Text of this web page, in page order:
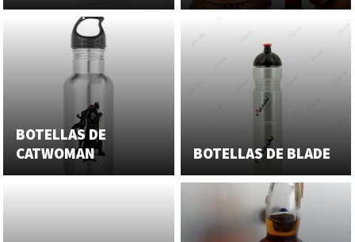
BOTELLAS DE
CATWOMAN
BOTELLAS DE BLADE